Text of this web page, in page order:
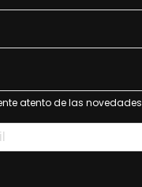
atento de las novedades